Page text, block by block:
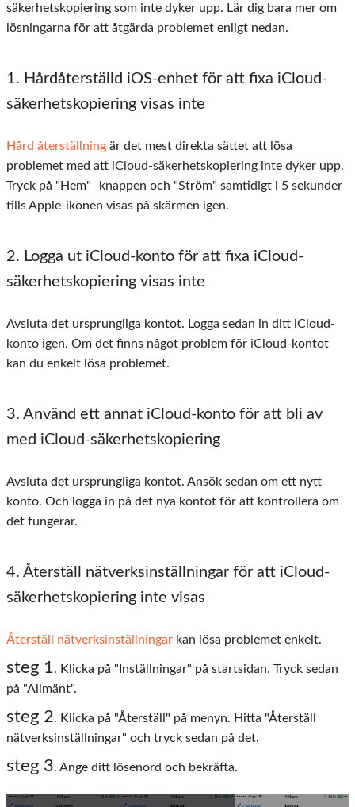
säkerhetskopiering som inte dyker upp. Lär dig bara mer om
lösningarna för att åtgärda problemet enligt nedan.
1. Hårdåterställd iOS-enhet för att fixa iCloud-
säkerhetskopiering visas inte
Hård återställning är det mest direkta sättet att lösa
problemet med att iCloud-säkerhetskopiering inte dyker upp.
Tryck på "Hem" -knappen och "Ström" samtidigt i 5 sekunder
tills Apple-ikonen visas på skärmen igen.
2. Logga ut iCloud-konto för att fixa iCloud-
säkerhetskopiering visas inte
Avsluta det ursprungliga kontot. Logga sedan in ditt iCloud-
konto igen. Om det finns något problem för iCloud-kontot
kan du enkelt lösa problemet.
3. Använd ett annat iCloud-konto för att bli av
med iCloud-säkerhetskopiering
Avsluta det ursprungliga kontot. Ansök sedan om ett nytt
konto. Och logga in på det nya kontot för att kontrollera om
det fungerar.
4. Återställ nätverksinställningar för att iCloud-
säkerhetskopiering inte visas
Återställ nätverksinställningar kan lösa problemet enkelt.
steg 1. Klicka på "Inställningar" på startsidan. Tryck sedan
på "Allmänt".
steg 2. Klicka på "Återställ" på menyn. Hitta "Återställ
nätverksinställningar" och tryck sedan på det.
steg 3. Ange ditt lösenord och bekräfta.